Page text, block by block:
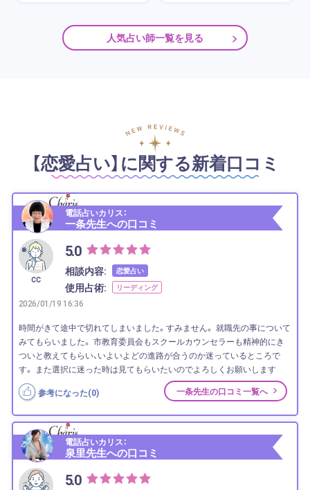
人気占い師一覧を見る
【恋愛占い】に関する新着口コミ
電話占いカリス：
一条先生への口コミ
CC
5.0
相談内容: 恋愛占い
使用占術: リーディング
2026/01/19 16:36
時間がきて途中で切れてしまいました。すみません。 就職先の事について
みてもらいました。 市教育委員会もスクールカウンセラーも精神的にき
ついと教えてもらい、いよいよどの進路が合うのか迷っているところで
す。 また選択に迷った時は見てもらいたいのでよろしくお願いします
参考になった(0) 一条先生の口コミ一覧へ
電話占いカリス：
泉里先生への口コミ
5.0